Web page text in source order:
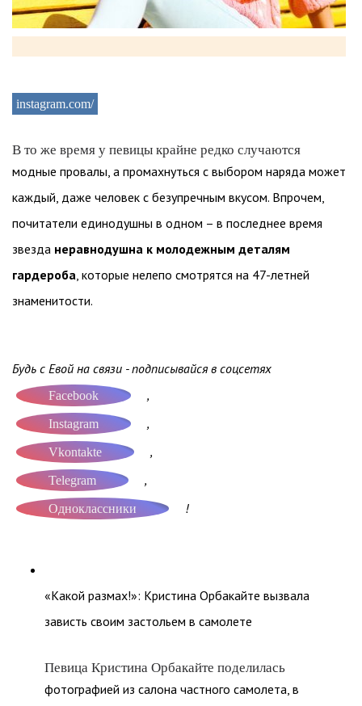
instagram.com/
В то же время у певицы крайне редко случаются
модные провалы, а промахнуться с выбором наряда может
каждый, даже человек с безупречным вкусом. Впрочем,
почитатели единодушны в одном – в последнее время
звезда неравнодушна к молодежным деталям
гардероба, которые нелепо смотрятся на 47-летней
знаменитости.
Будь с Евой на связи - подписывайся в соцсетях
Facebook ,
Instagram ,
Vkontakte ,
Telegram ,
Одноклассники !
«Какой размах!»: Кристина Орбакайте вызвала
зависть своим застольем в самолете
Певица Кристина Орбакайте поделилась
фотографией из салона частного самолета, в